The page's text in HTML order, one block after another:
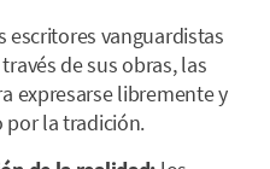
escritores vanguardistas
de sus obras, las
expresarse libremente y
por la tradición.